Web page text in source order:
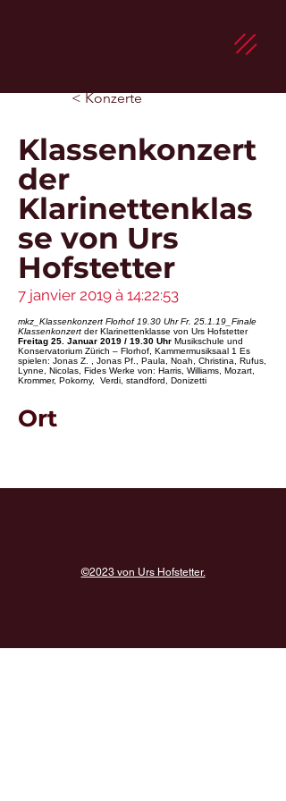
< Konzerte
Klassenkonzert
der
Klarinettenklas
se von Urs
Hofstetter
7 janvier 2019 à 14:22:53
mkz_Klassenkonzert Florhof 19.30 Uhr Fr. 25.1.19_Finale
Klassenkonzert der Klarinettenklasse von Urs Hofstetter
Freitag 25. Januar 2019 / 19.30 Uhr Musikschule und
Konservatorium Zürich – Florhof, Kammermusiksaal 1 Es
spielen: Jonas Z. , Jonas Pf., Paula, Noah, Christina, Rufus,
Lynne, Nicolas, Fides Werke von: Harris, Williams, Mozart,
Krommer, Pokorny, Verdi, standford, Donizetti
Ort
©2023 von Urs Hofstetter.